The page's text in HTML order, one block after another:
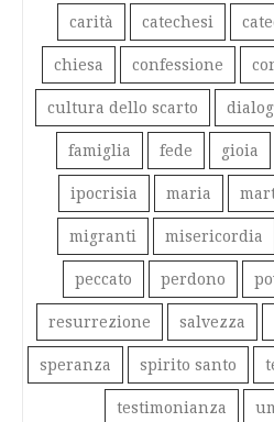
carità catechesi
chiesa confessione
cultura dello scarto
famiglia fede gioia
ipocrisia maria
migranti misericordia
peccato perdono
resurrezione salvezza
speranza spirito santo
testimonianza